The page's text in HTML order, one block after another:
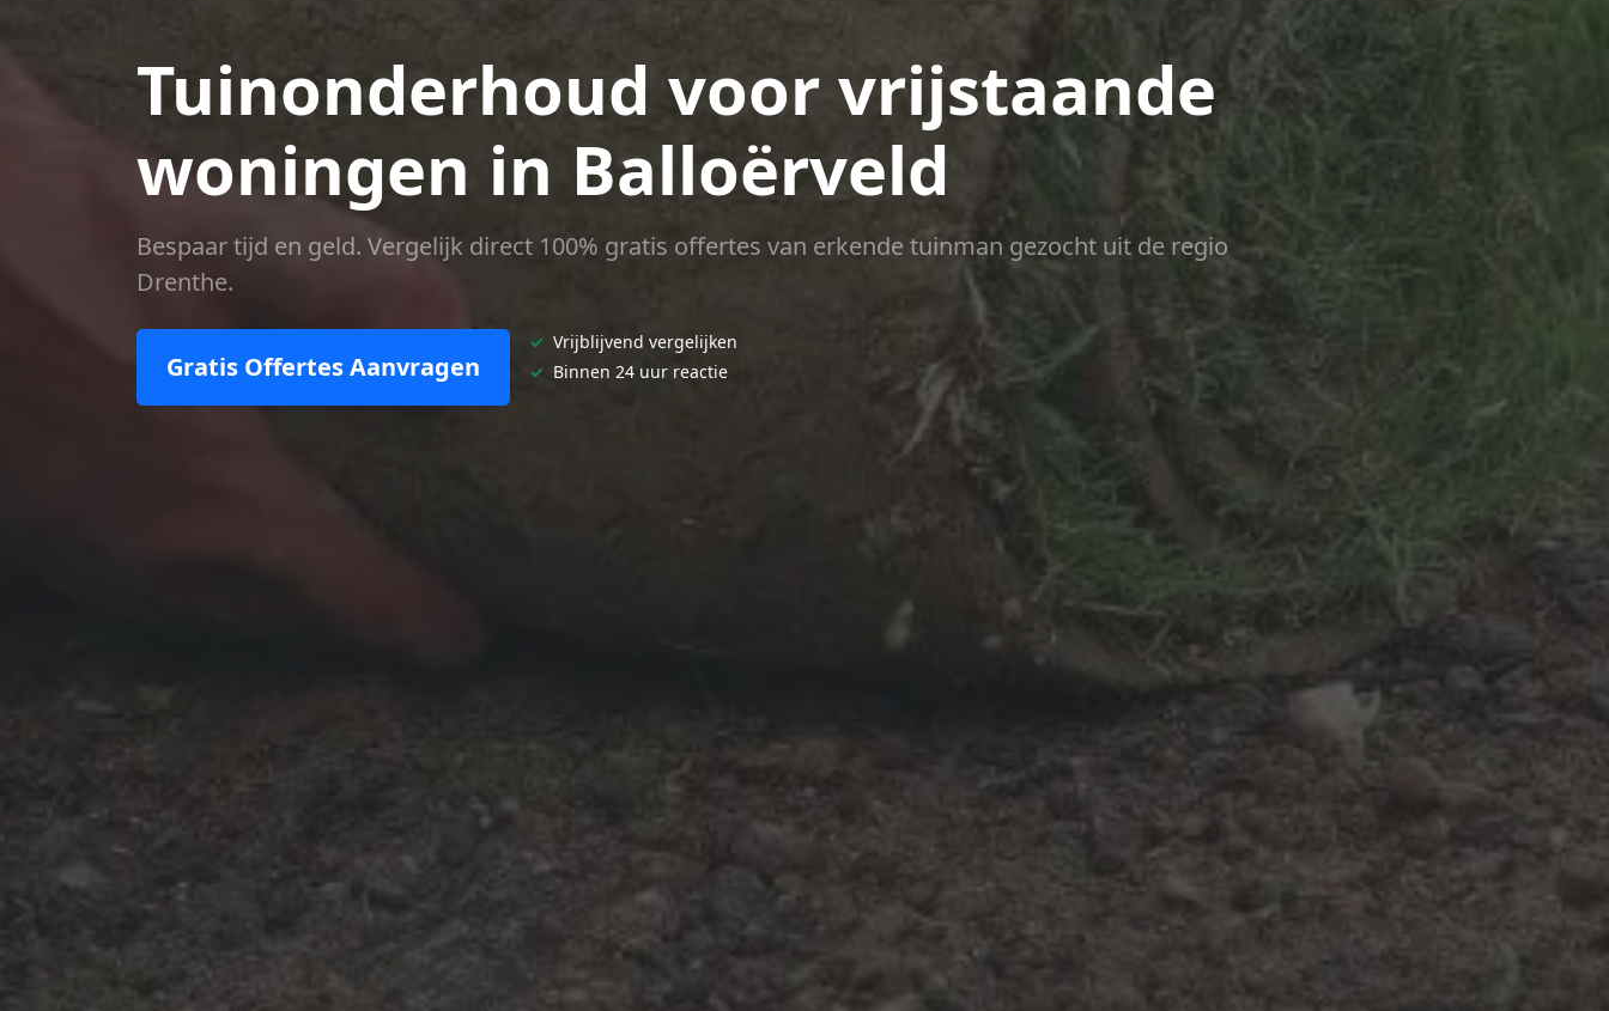
Tuinonderhoud voor vrijstaande
woningen in Balloërveld
Bespaar tijd en geld. Vergelijk direct 100% gratis offertes van erkende tuinman gezocht uit de regio
Drenthe.
Gratis Offertes Aanvragen
✓ Vrijblijvend vergelijken
✓ Binnen 24 uur reactie